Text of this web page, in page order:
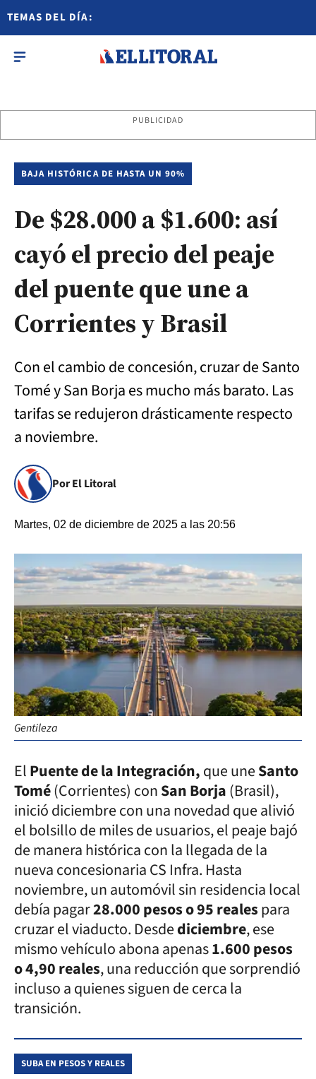
TEMAS DEL DÍA:
PUBLICIDAD
BAJA HISTÓRICA DE HASTA UN 90%
De $28.000 a $1.600: así
cayó el precio del peaje
del puente que une a
Corrientes y Brasil
Con el cambio de concesión, cruzar de Santo
Tomé y San Borja es mucho más barato. Las
tarifas se redujeron drásticamente respecto
a noviembre.
Por El Litoral
Martes, 02 de diciembre de 2025 a las 20:56
Gentileza
ElPuente de la Integración,que uneSanto
Tomé(Corrientes) conSan Borja(Brasil),
inició diciembre con una novedad que alivió
el bolsillo de miles de usuarios, el peaje bajó
de manera histórica con la llegada de la
nueva concesionaria CS Infra. Hasta
noviembre, un automóvil sin residencia local
debía pagar28.000 pesos o 95 realespara
cruzar el viaducto. Desdediciembre, ese
mismo vehículo abona apenas1.600 pesos
o 4,90 reales, una reducción que sorprendió
incluso a quienes siguen de cerca la
transición.
SUBA EN PESOS Y REALES